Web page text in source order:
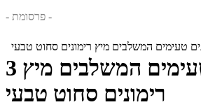
- פרסומת -
3 מתכונים טעימים המשלבים מיץ
רימונים סחוט טבעי